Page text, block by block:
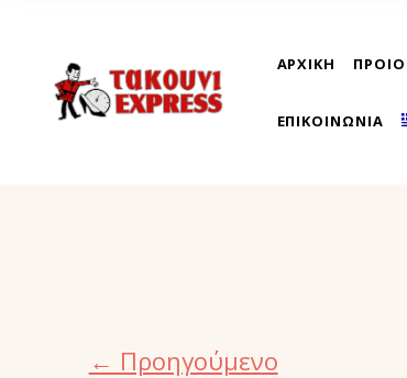
τακούνι εξπρές
ΑΡΧΙΚΗ
ΕΠΙΚΟΙΝΩΝΙΑ
← Προηγούμενο